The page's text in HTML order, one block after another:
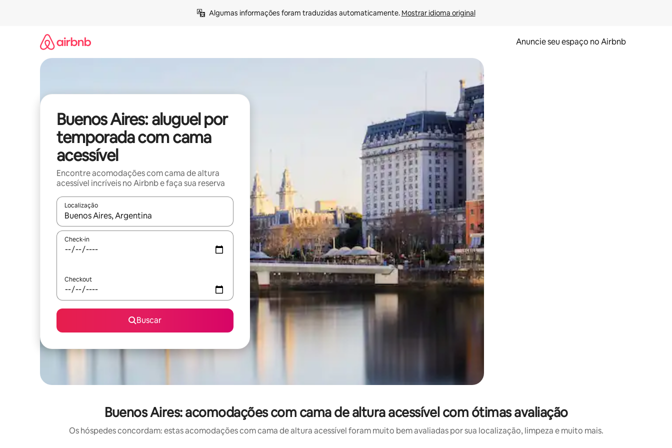
Algumas informações foram traduzidas automaticamente. Mostrar idioma original
Anuncie seu espaço no Airbnb
Buenos Aires: aluguel por
temporada com cama
acessível
Encontre acomodações com cama de altura
acessível incríveis no Airbnb e faça sua reserva
Localização
Quando os resultados estiverem disponíveis, explore-os usando as seta para cima e para baixo do teclado ou tocando e deslizando o dedo na tela.
Check-in
Checkout
Buscar
Buenos Aires: acomodações com cama de altura acessível com ótimas avaliação
Os hóspedes concordam: estas acomodações com cama de altura acessível foram muito bem avaliadas por sua localização, limpeza e muito mais.